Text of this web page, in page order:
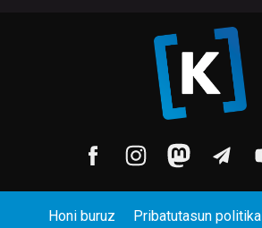
Honi buruz Pribatutasun politika